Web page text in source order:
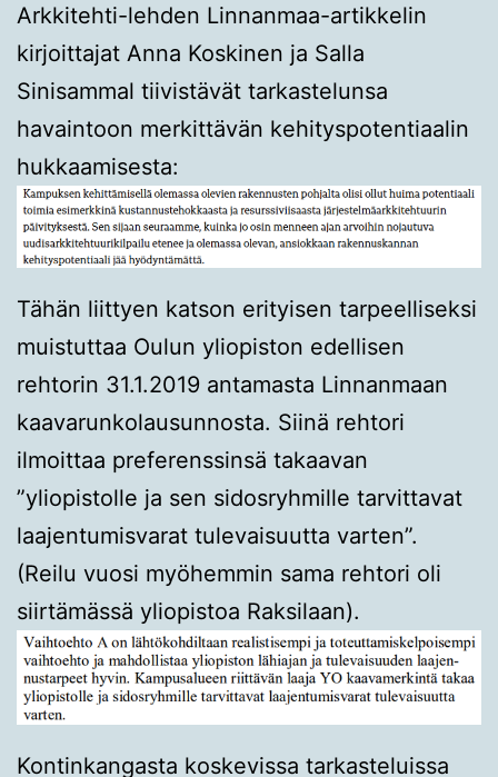
Arkkitehti-lehden Linnanmaa-artikkelin
kirjoittajat Anna Koskinen ja Salla
Sinisammal tiivistävät tarkastelunsa
havaintoon merkittävän kehityspotentiaalin
hukkaamisesta:
Tähän liittyen katson erityisen tarpeelliseksi
muistuttaa Oulun yliopiston edellisen
rehtorin 31.1.2019 antamasta Linnanmaan
kaavarunkolausunnosta. Siinä rehtori
ilmoittaa preferenssinsä takaavan
”yliopistolle ja sen sidosryhmille tarvittavat
laajentumisvarat tulevaisuutta varten”.
(Reilu vuosi myöhemmin sama rehtori oli
siirtämässä yliopistoa Raksilaan).
Kontinkangasta koskevissa tarkasteluissa